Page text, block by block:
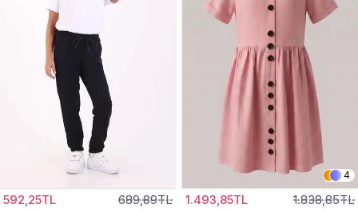
592,25TL 689,89TL
4
1.493,85TL 1.838,85TL